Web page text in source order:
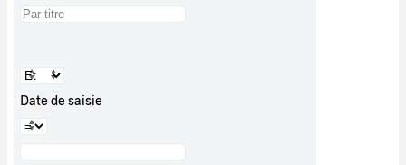
Date de saisie